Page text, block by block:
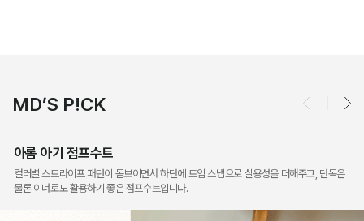
MD’S P!CK
아롬 아기 점프수트
컬러별 스트라이프 패턴이 돋보이면서 하단에 트임 스냅으로 실용성을 더해주고, 단독은
물론 이너로도 활용하기 좋은 점프수트입니다.